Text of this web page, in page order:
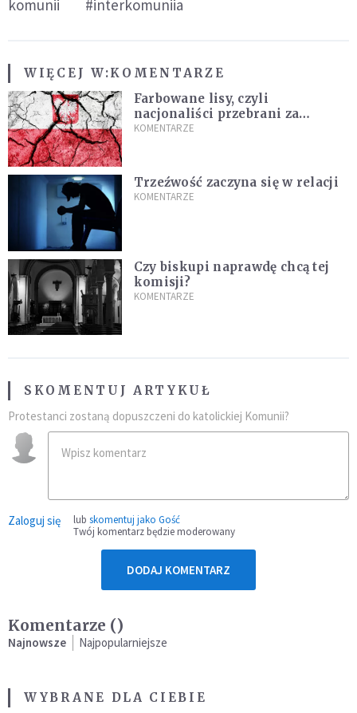
komunii
#interkomuniia
WIĘCEJ W:KOMENTARZE
Farbowane lisy, czyli
nacjonaliści przebrani za
chrześcijan
KOMENTARZE
Trzeźwość zaczyna się w relacji
KOMENTARZE
Czy biskupi naprawdę chcą tej
komisji?
KOMENTARZE
SKOMENTUJ ARTYKUŁ
Protestanci zostaną dopuszczeni do katolickiej Komunii?
Zaloguj się lub skomentuj jako Gość
Twój komentarz będzie moderowany
DODAJ KOMENTARZ
Komentarze ()
Najnowsze Najpopularniejsze
WYBRANE DLA CIEBIE